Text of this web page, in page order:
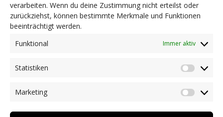
verarbeiten. Wenn du deine Zustimmung nicht erteilst oder
zurückziehst, können bestimmte Merkmale und Funktionen
beeinträchtigt werden.
Funktional
Immer aktiv
Statistiken
Marketing
Dringlichkeitsmaßnahmen und aktuelle Informationen
Coronakrise: Hilfsangebote unserer Mitglieder
Initiativen unserer Mitglieder/Partner
DEUTSCH